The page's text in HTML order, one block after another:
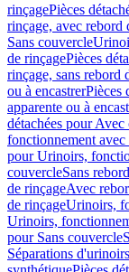
rinçagePièces
rinçage, avec rebord
Sans couvercle
de rinçagePièces
rinçage, sans rebord
ou à encastrerPièces
apparente ou à
détachées pour
fonctionnement
pour Urinoirs,
couvercleSans
de rinçageAvec
de rinçageUrinoirs,
Urinoirs,
pour Sans couvercle
Séparations d'urinoirs